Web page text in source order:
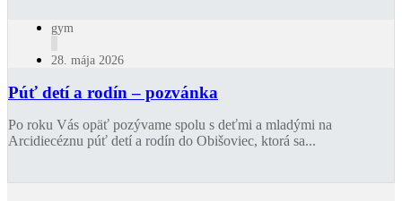
gym
28. mája 2026
Púť detí a rodín – pozvánka
Po roku Vás opäť pozývame spolu s deťmi a mladými na
Arcidiecéznu púť detí a rodín do Obišoviec, ktorá sa...